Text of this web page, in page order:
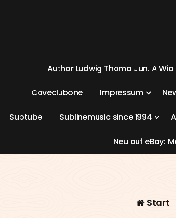
Author Ludwig Thoma Jun. AWia
Caveclubone Impressum Ne
Subtube Sublinemusic since1994 A
Neu auf eBay: M
Start